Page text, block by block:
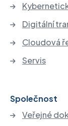
Digitální
Cloudová
Servis
Společnost
Veřejné